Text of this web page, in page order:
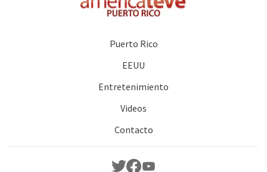
Puerto Rico
EEUU
Entretenimiento
Videos
Contacto